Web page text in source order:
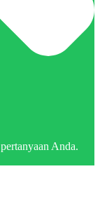
Anda.